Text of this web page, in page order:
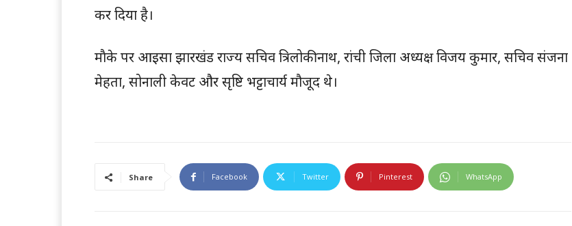
कर दिया है।
माैके पर आइसा झारखंड राज्य सचिव त्रिलोकीनाथ, रांची जिला अध्यक्ष विजय कुमार, सचिव संजना
मेहता, सोनाली केवट और सृष्टि भट्टाचार्य मौजूद थे।
Share Facebook Twitter Pinterest WhatsApp